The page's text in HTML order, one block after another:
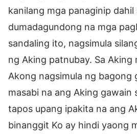
kanilang mga panaginip dahil
dumadagundong na mga
sandaling ito, nagsimula
ng Aking patnubay. Sa Aking
Akong nagsimula ng bagong
masabi na ang Aking gawain
tapos upang ipakita na ang
binanggit Ko ay hindi yaong